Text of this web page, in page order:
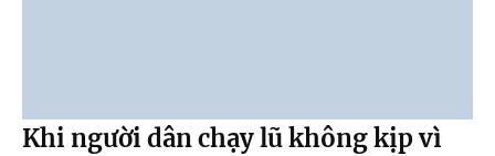
Khi người dân chạy lũ không kịp vì